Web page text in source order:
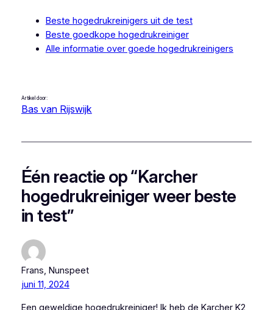
Beste hogedrukreinigers uit de test
Beste goedkope hogedrukreiniger
Alle informatie over goede hogedrukreinigers
Artikel door:
Bas van Rijswijk
Één reactie op “Karcher
hogedrukreiniger weer beste
in test”
Frans, Nunspeet
juni 11, 2024
Een geweldige hogedrukreiniger! Ik heb de Karcher K2